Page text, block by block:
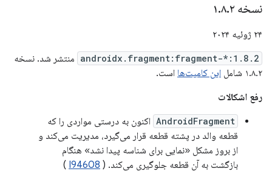
نسخه ۱ .۸.۲
۲۴ ژوئیه ۲۰۲۴
androidx.fragment:fragment-*:1.8.2 منتشر شد. نسخه
۱.۸.۲ شامل
این کامیت‌ها است.
رفع اشکالات
AndroidFragment اکنون به درستی مواردی را که
قطعه والد در پشته قطعه قرار می‌گیرد، مدیریت می‌کند و
از بروز مشکل «نمایی برای شناسه پیدا نشد» هنگام
بازگشت به آن قطعه جلوگیری می‌کند. ( I94608
)